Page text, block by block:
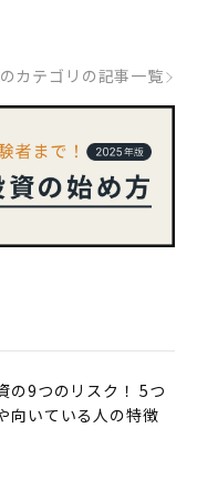
カテゴリの記事一覧
の9つのリスク！ 5つ
向いている人の特徴